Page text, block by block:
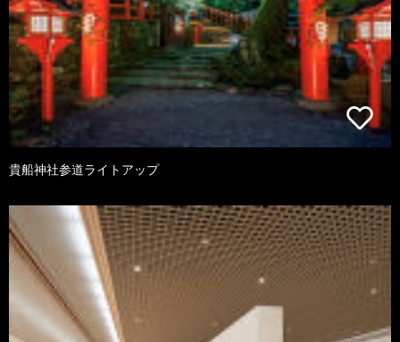
貴船神社参道ライトアップ